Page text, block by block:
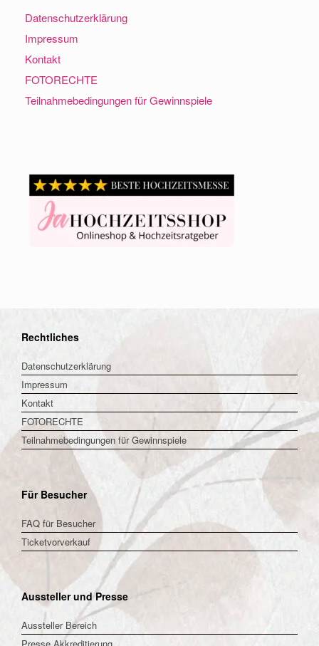
Datenschutzerklärung
Impressum
Kontakt
FOTORECHTE
Teilnahmebedingungen für Gewinnspiele
Rechtliches
Datenschutzerklärung
Impressum
Kontakt
FOTORECHTE
Teilnahmebedingungen für Gewinnspiele
Für Besucher
FAQ für Besucher
Ticketvorverkauf
Aussteller und Presse
Aussteller Bereich